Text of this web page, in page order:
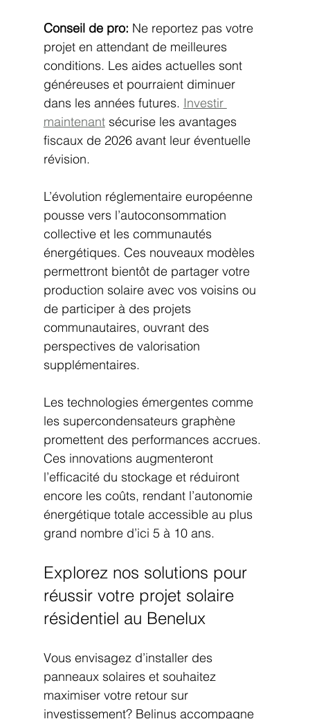
Conseil de pro: Ne reportez pas votre
projet en attendant de meilleures
conditions. Les aides actuelles sont
généreuses et pourraient diminuer
dans les années futures. Investir
maintenant sécurise les avantages
fiscaux de 2026 avant leur éventuelle
révision.
L’évolution réglementaire européenne
pousse vers l’autoconsommation
collective et les communautés
énergétiques. Ces nouveaux modèles
permettront bientôt de partager votre
production solaire avec vos voisins ou
de participer à des projets
communautaires, ouvrant des
perspectives de valorisation
supplémentaires.
Les technologies émergentes comme
les supercondensateurs graphène
promettent des performances accrues.
Ces innovations augmenteront
l’efficacité du stockage et réduiront
encore les coûts, rendant l’autonomie
énergétique totale accessible au plus
grand nombre d’ici 5 à 10 ans.
Explorez nos solutions pour
réussir votre projet solaire
résidentiel au Benelux
Vous envisagez d’installer des
panneaux solaires et souhaitez
maximiser votre retour sur
investissement? Belinus accompagne